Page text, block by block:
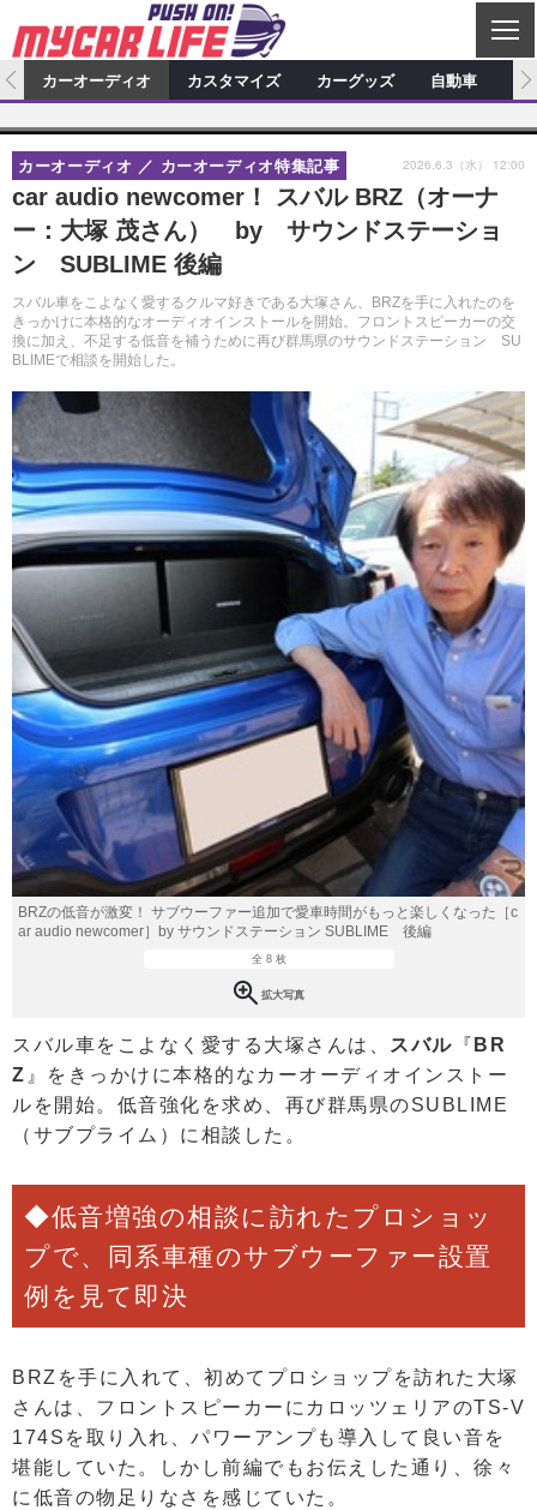
C
L
S
E
カーオーディオ
特集記事 新製品情報
プロショップ検索 ショップ訪問記
カーオーディオニュース デモカー製作記
その他
カスタマイズ
カスタマイズ特集記事 カスタマイズ新製品情報
カスタマイズニュース
カーグッズ
カーグッズ特集記事 カーグッズ新製品情報
カーグッズニュース
自動車
スクープ
カーオーディオ カスタマイズ カーグッズ 自動車
car audio newcomer！ スバル BRZ（オーナ
ー：大塚 茂さん） by サウンドステーショ
ン SUBLIME 後編
スバル車をこよなく愛するクルマ好きである大塚さん、BRZを手に入れたのを
きっかけに本格的なオーディオインストールを開始。フロントスピーカーの交
換に加え、不足する低音を補うために再び群馬県のサウンドステーション SU
BLIMEで相談を開始した。
カーオーディオ カーオーディオ特集記事 2026.6.3（水） 12:00
BRZの低音が激変！ サブウーファー追加で愛車時間がもっと楽しくなった［c
ar audio newcomer］by サウンドステーション SUBLIME 後編
全 8 枚
拡大写真
スバル車をこよなく愛する大塚さんは、 スバル 『 BR
Z 』をきっかけに本格的なカーオーディオインストー
ルを開始。低音強化を求め、再び群馬県のSUBLIME
（サブプライム）に相談した。
◆低音増強の相談に訪れたプロショッ
プで、同系車種のサブウーファー設置
例を見て即決
BRZを手に入れて、初めてプロショップを訪れた大塚
さんは、フロントスピーカーにカロッツェリアのTS-V
174Sを取り入れ、パワーアンプも導入して良い音を
堪能していた。しかし前編でもお伝えした通り、徐々
に低音の物足りなさを感じていた。